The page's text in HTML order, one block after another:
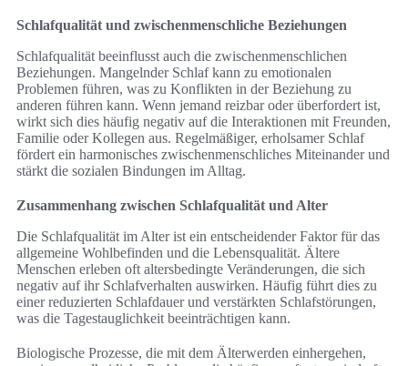
Schlafqualität und zwischenmenschliche Beziehungen
Schlafqualität beeinflusst auch die zwischenmenschlichen
Beziehungen. Mangelnder Schlaf kann zu emotionalen
Problemen führen, was zu Konflikten in der Beziehung zu
anderen führen kann. Wenn jemand reizbar oder überfordert ist,
wirkt sich dies häufig negativ auf die Interaktionen mit Freunden,
Familie oder Kollegen aus. Regelmäßiger, erholsamer Schlaf
fördert ein harmonisches zwischenmenschliches Miteinander und
stärkt die sozialen Bindungen im Alltag.
Zusammenhang zwischen Schlafqualität und Alter
Die Schlafqualität im Alter ist ein entscheidender Faktor für das
allgemeine Wohlbefinden und die Lebensqualität. Ältere
Menschen erleben oft altersbedingte Veränderungen, die sich
negativ auf ihr Schlafverhalten auswirken. Häufig führt dies zu
einer reduzierten Schlafdauer und verstärkten Schlafstörungen,
was die Tagestauglichkeit beeinträchtigen kann.
Biologische Prozesse, die mit dem Älterwerden einhergehen,